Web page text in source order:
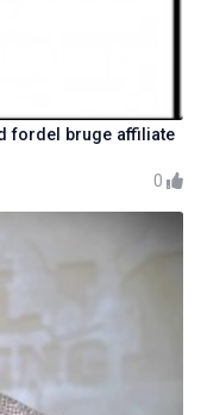
fordel bruge affiliate
0